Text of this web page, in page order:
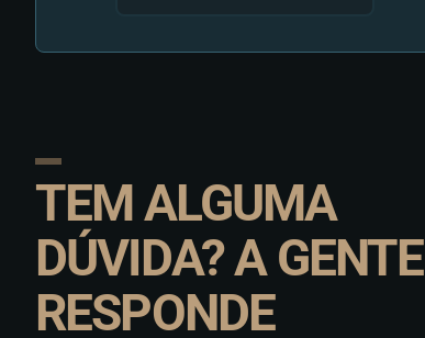
TEM ALGUMA
DÚVIDA? A GENTE
RESPONDE